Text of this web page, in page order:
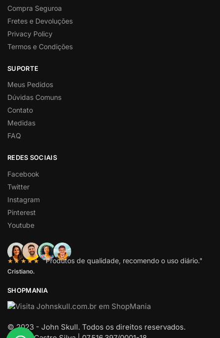
Compra Seguroa
Fretes e Devoluções
Privacy Policy
Termos e Condições
SUPORTE
Meus Pedidos
Dúvidas Comuns
Contato
Medidas
FAQ
REDES SOCIAIS
Facebook
Twitter
Instagram
Pinterest
Youtube
★★★★★"Produtos de qualidade, recomendo o uso diário."
Cristiano.
SHOPMANIA
© 2023 - John Skull. Todos os direitos reservados.